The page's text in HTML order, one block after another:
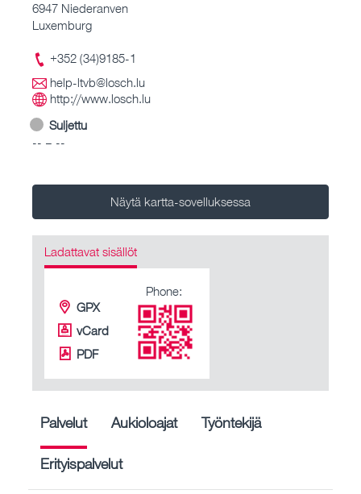
6947 Niederanven
Luxemburg
+352 (34)9185-1
help-ltvb@losch.lu
http://www.losch.lu
Suljettu
-- – --
Näytä kartta-sovelluksessa
Ladattavat sisällöt
GPX
vCard
PDF
Phone:
Palvelut Aukioloajat Työntekijä
Erityispalvelut